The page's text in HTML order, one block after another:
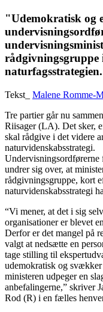
"Udemokratisk og
rådgivningsgruppe
naturfagsstrategien.
Tekst_ Malene Romme-
Tre partier går nu
Riisager (LA). Det sker,
skal rådgive i det videre
naturvidenskabsstrategi.
Undervisningsordførerne
undrer sig over, at
rådgivningsgruppe, kort
naturvidenskabsstrategi
“Vi mener, at det i sig
organisationer er blevet
Derfor er det mangel på
valgt at nedsætte en
tage stilling til
udemokratisk og
ministeren udpeger en
anbefalingerne,” skriver
Rod (R) i en fælles